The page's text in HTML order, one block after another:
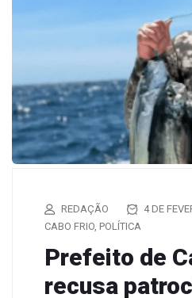
REDAÇÃO
4 DE
CABO FRIO, POLÍTICA
Prefeito de
recusa